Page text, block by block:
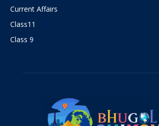
Current Affairs
Class11
Class 9